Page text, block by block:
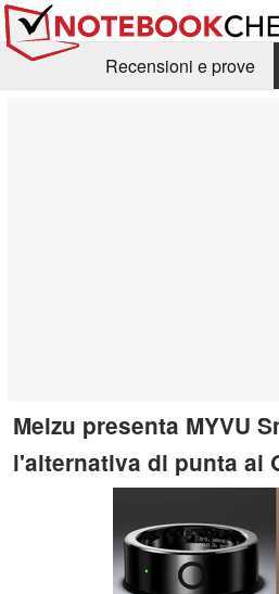
Recensioni e prove
Meizu presenta MYVU
l'alternativa di punta ai